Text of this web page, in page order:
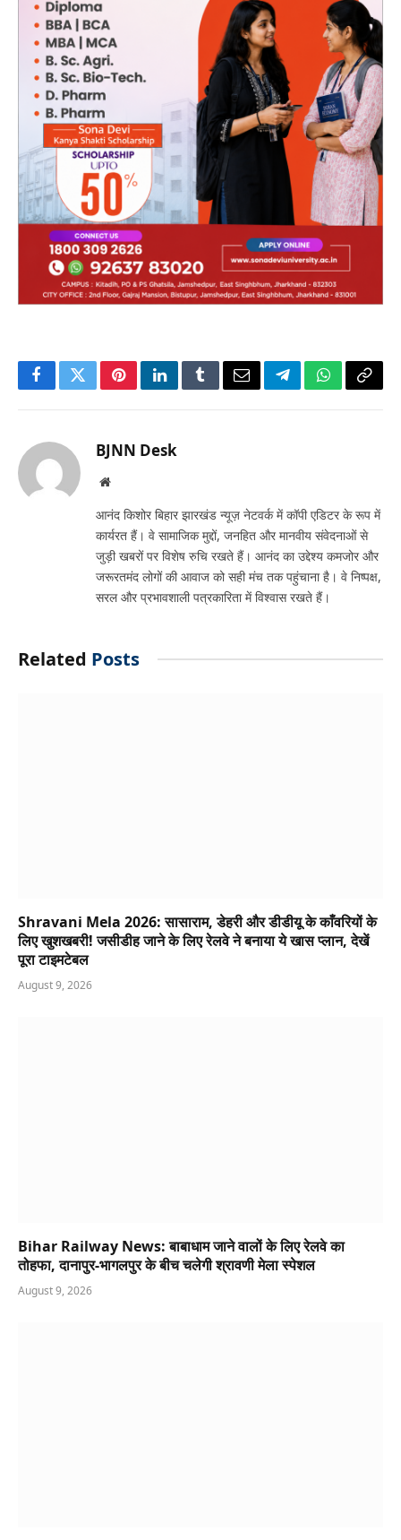
FacebookTwitterPinterestLinkedInTumblrEmailTelegramWhatsApp
Copy
BJNN Desk
Website
आनंद किशोर बिहार झारखंड न्यूज़ नेटवर्क में कॉपी एडिटर के रूप में
कार्यरत हैं। वे सामाजिक मुद्दों, जनहित और मानवीय संवेदनाओं से
जुड़ी खबरों पर विशेष रुचि रखते हैं। आनंद का उद्देश्य कमजोर और
जरूरतमंद लोगों की आवाज को सही मंच तक पहुंचाना है। वे निष्पक्ष,
सरल और प्रभावशाली पत्रकारिता में विश्वास रखते हैं।
Related Posts
Shravani Mela 2026: सासाराम, डेहरी और डीडीयू के काँवरियों के
लिए खुशखबरी! जसीडीह जाने के लिए रेलवे ने बनाया ये खास प्लान, देखें
पूरा टाइमटेबल
August 9, 2026
Bihar Railway News: बाबाधाम जाने वालों के लिए रेलवे का
तोहफा, दानापुर-भागलपुर के बीच चलेगी श्रावणी मेला स्पेशल
August 9, 2026